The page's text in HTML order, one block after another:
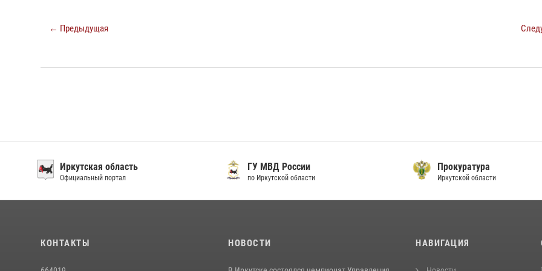
← Предыдущая
Иркутская область
Официальный портал
ГУ МВД России
по Иркутской области
Прокуратура
Иркутской области
КОНТАКТЫ НОВОСТИ НАВИГАЦИЯ